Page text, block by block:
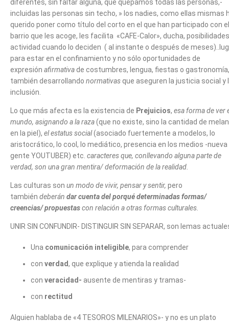
diferentes, sin faltar alguna, que quepamos todas las personas,-
incluidas las personas sin techo, » los nadies, como ellas mismas
querido poner como título del corto en el que han participado con el
barrio que les acoge, les facilita «CAFE-Calor», ducha,
actividad cuando lo deciden ( al instante o después de
para estar en el confinamiento y no sólo oportunidades de
expresión afirmativa de costumbres, lengua, fiestas o gastronomía,
también desarrollando normativas que aseguren la justicia social y
inclusión.
Lo que más afecta es la existencia de Prejuicios, esa forma de ver
mundo, asignando a la raza(que no existe, sino la cantidad de
en la piel), el estatus social(asociado fuertemente a modelos, lo
aristocrático, lo cool, lo mediático, presencia en los medios -nueva
gente YOUTUBER) etc. caracteres que, conllevando alguna parte de
verdad, son una gran mentira/ deformación de la realidad.
Las culturas son un modo de vivir, pensar y sentir, pero
también deberán dar cuenta del porqué determinadas formas/
creencias/ propuestascon relación a otras formas culturales.
UNIR SIN CONFUNDIR- DISTINGUIR SIN SEPARAR, son lemas
Una comunicación inteligible, para comprender
con verdad, que explique y atienda la realidad
con veracidad- ausente de mentiras y tramas-
con rectitud
Alguien hablaba de «4 TESOROS MILENARIOS»- y no es un plato